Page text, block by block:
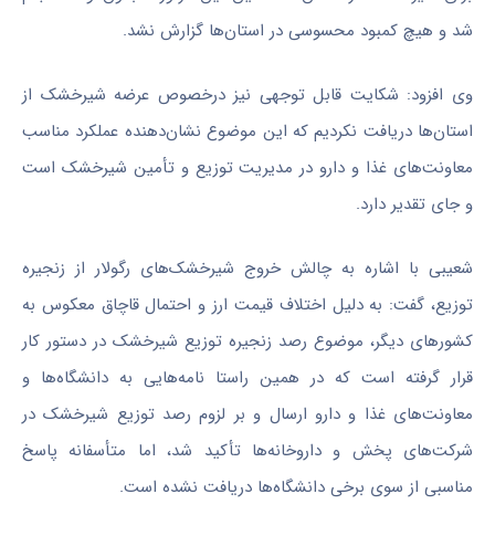
شد و هیچ کمبود محسوسی در استان‌ها گزارش نشد.
وی افزود: شکایت قابل توجهی نیز درخصوص عرضه شیرخشک از
استان‌ها دریافت نکردیم که این موضوع نشان‌دهنده عملکرد مناسب
معاونت‌های غذا و دارو در مدیریت توزیع و تأمین شیرخشک است
و جای تقدیر دارد.
شعیبی با اشاره به چالش خروج شیرخشک‌های رگولار از زنجیره
توزیع، گفت: به دلیل اختلاف قیمت ارز و احتمال قاچاق معکوس به
کشورهای دیگر، موضوع رصد زنجیره توزیع شیرخشک در دستور کار
قرار گرفته است که در همین راستا نامه‌هایی به دانشگاه‌ها و
معاونت‌های غذا و دارو ارسال و بر لزوم رصد توزیع شیرخشک در
شرکت‌های پخش و داروخانه‌ها تأکید شد، اما متأسفانه پاسخ
مناسبی از سوی برخی دانشگاه‌ها دریافت نشده است.